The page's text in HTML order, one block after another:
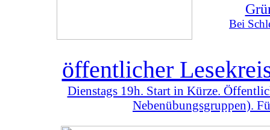
Bei
öffentlicher
Dienstags 19h. Start in Kürze.
Nebenübungsgruppen).